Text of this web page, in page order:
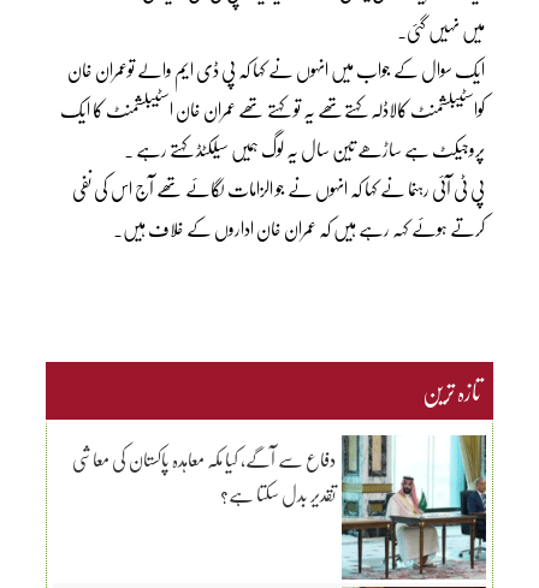
میں نہیں گئی۔
ایک سوال کے جواب میں انہوں نے کہا کہ پی ڈی ایم والے توعمران خان
کواسٹیبلشمنٹ کالاڈلہ کہتےتھے یہ تو کہتے تھے عمران خان اسٹیبلشمنٹ کا ایک
پروجیکٹ ہے ساڑھے تین سال یہ لوگ ہمیں سیلکٹڈ کہتے رہے ۔
پی ٹی آئی رہنما نے کہا کہ انہوں نے جو الزامات لگائے تھے آج اس کی نفی
کرتے ہوئے کہہ رہے ہیں کہ عمران خان اداروں کے خلاف ہیں۔
تازہ ترین
دفاع سے آگے، کیا مکہ معاہدہ پاکستان کی معاشی
تقدیر بدل سکتا ہے؟